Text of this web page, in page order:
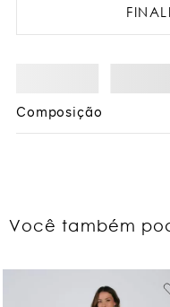
Composição
Você também